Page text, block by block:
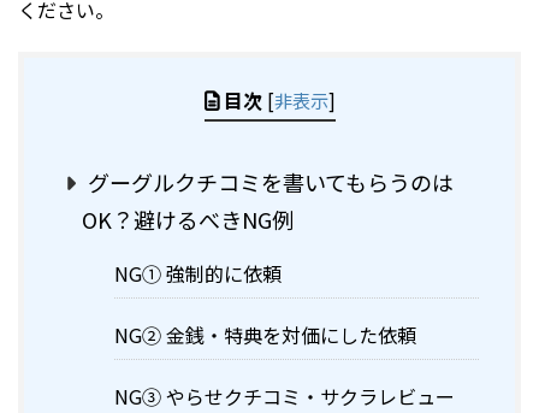
ください。
目次 [非表示]
グーグルクチコミを書いてもらうのは
OK？避けるべきNG例
NG① 強制的に依頼
NG② 金銭・特典を対価にした依頼
NG③ やらせクチコミ・サクラレビュー